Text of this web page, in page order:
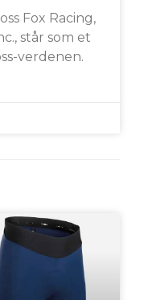
Fox Racing,
står som et
verdenen.